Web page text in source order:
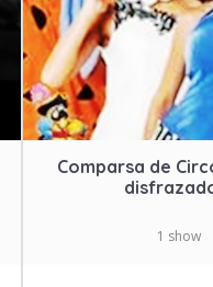
Comparsa de
1 show